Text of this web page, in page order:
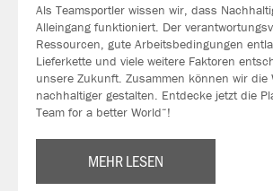
Als Teamsportler wissen wir, dass
Alleingang funktioniert. Der
Ressourcen, gute Arbeitsbedingungen
Lieferkette und viele weitere Faktoren
unsere Zukunft. Zusammen können wir die
nachhaltiger gestalten. Entdecke jetzt die
Team for a better World“!
MEHR LESEN